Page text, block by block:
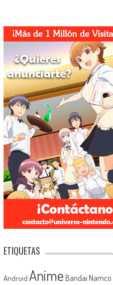
ETIQUETAS
Android Anime Bandai Namco